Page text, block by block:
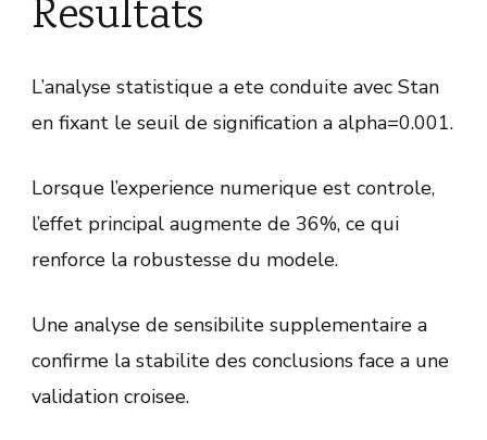
Resultats
L’analyse statistique a ete conduite avec Stan
en fixant le seuil de signification a alpha=0.001.
Lorsque l’experience numerique est controle,
l’effet principal augmente de 36%, ce qui
renforce la robustesse du modele.
Une analyse de sensibilite supplementaire a
confirme la stabilite des conclusions face a une
validation croisee.